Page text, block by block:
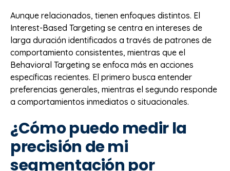
Aunque relacionados, tienen enfoques distintos. El
Interest-Based Targeting se centra en intereses de
larga duración identificados a través de patrones de
comportamiento consistentes, mientras que el
Behavioral Targeting se enfoca más en acciones
específicas recientes. El primero busca entender
preferencias generales, mientras el segundo responde
a comportamientos inmediatos o situacionales.
¿Cómo puedo medir la
precisión de mi
segmentación por